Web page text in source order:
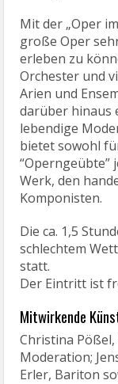
Mit der „Oper
große Oper
erleben zu
Orchester und
Arien und
darüber hinaus
lebendige
bietet sowohl
“Operngeübte”
Werk, den
Komponisten.
Die ca. 1,5
schlechtem
statt.
Der Eintritt ist
Mitwirkende
Christina Pößel,
Moderation;
Erler, Bariton